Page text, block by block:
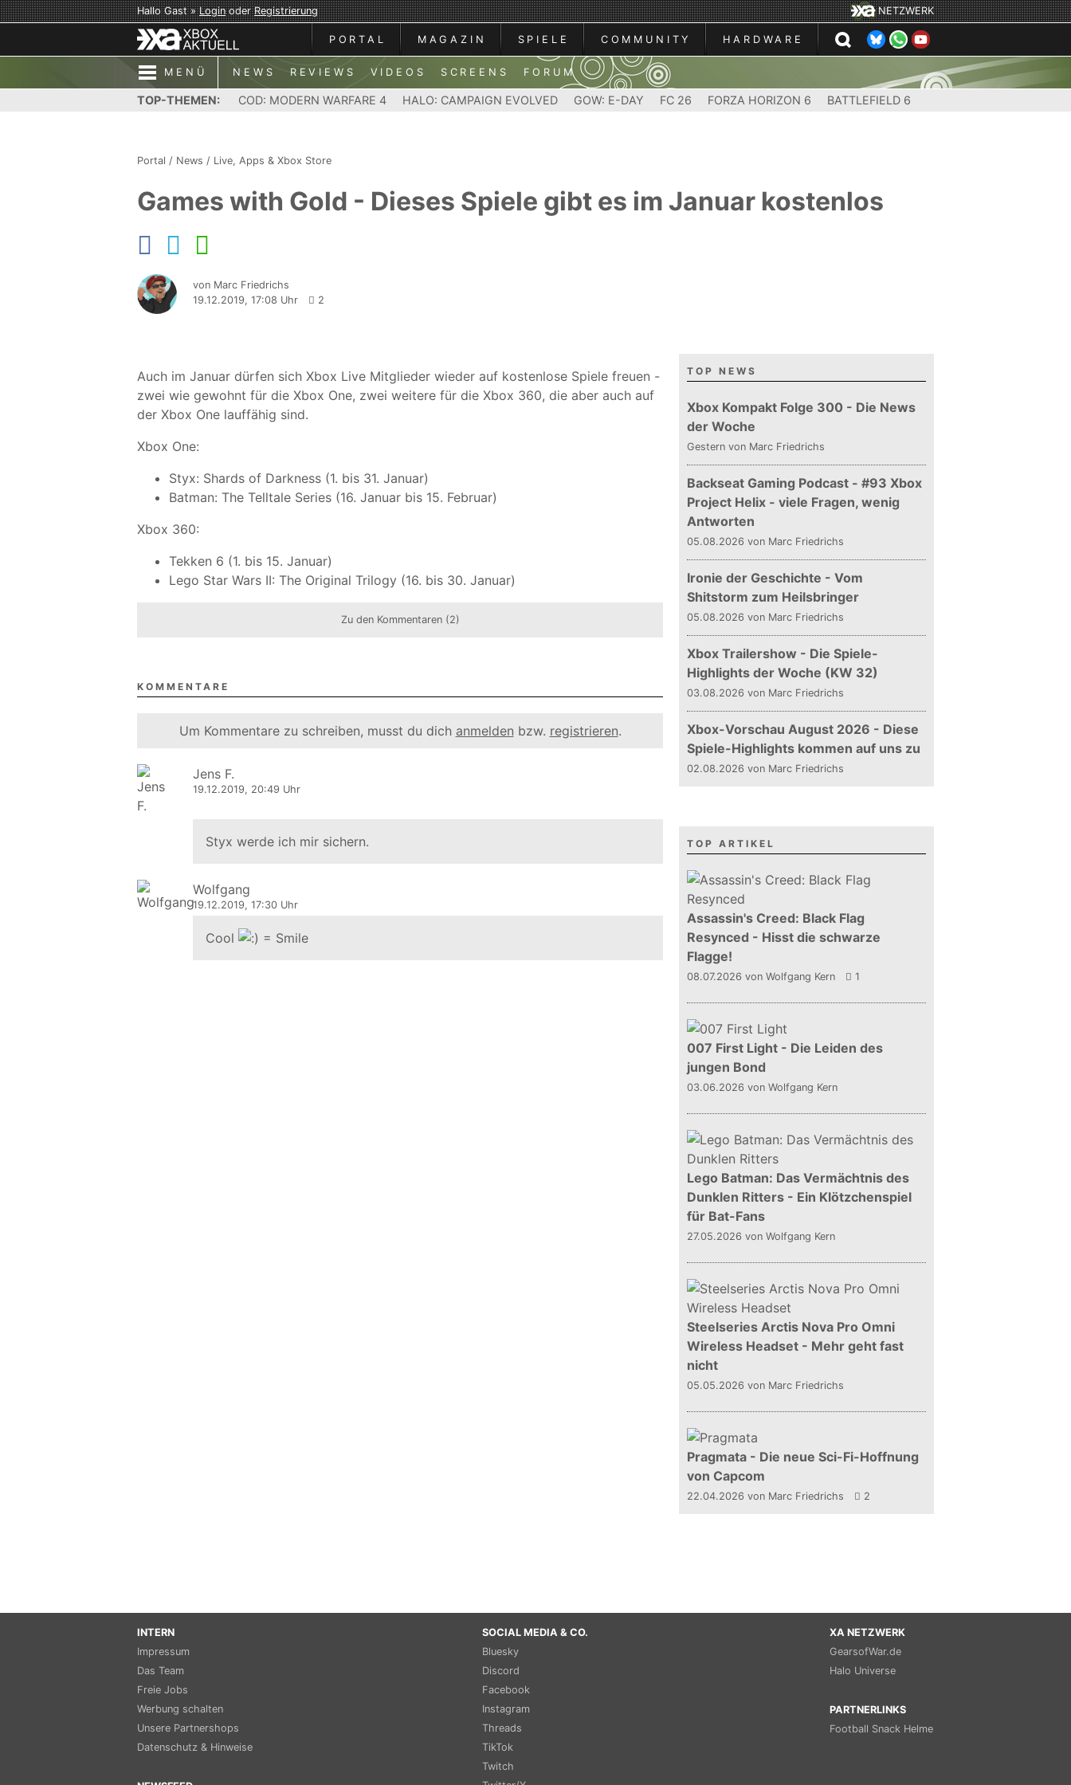
Hallo Gast »LoginoderRegistrierung NETZWERK
PORTAL MAGAZIN SPIELE COMMUNITY HARDWARE
MENÜ NEWS REVIEWS VIDEOS SCREENS FORUM
TOP-THEMEN: COD: MODERN WARFARE 4 HALO: CAMPAIGN EVOLVED GOW: E-DAY FC 26 FORZA HORIZON 6 BATTLEFIELD 6
Portal / News / Live, Apps & Xbox Store
Games with Gold - Dieses Spiele gibt es im Januar kostenlos
von Marc Friedrichs
19.12.2019, 17:08 Uhr
2
Auch im Januar dürfen sich Xbox Live Mitglieder wieder auf kostenlose Spiele freuen -
zwei wie gewohnt für die Xbox One, zwei weitere für die Xbox 360, die aber auch auf
der Xbox One lauffähig sind.
Xbox One:
Styx: Shards of Darkness (1. bis 31. Januar)
Batman: The Telltale Series (16. Januar bis 15. Februar)
Xbox 360:
Tekken 6 (1. bis 15. Januar)
Lego Star Wars II: The Original Trilogy (16. bis 30. Januar)
Zu den Kommentaren (2)
KOMMENTARE
Um Kommentare zu schreiben, musst du dich anmelden bzw. registrieren.
Jens F.
19.12.2019, 20:49 Uhr
Styx werde ich mir sichern.
Wolfgang
19.12.2019, 17:30 Uhr
Cool
TOP NEWS
Xbox Kompakt Folge 300 - Die News
der Woche
Gestern von Marc Friedrichs
Backseat Gaming Podcast - #93 Xbox
Project Helix - viele Fragen, wenig
Antworten
05.08.2026 von Marc Friedrichs
Ironie der Geschichte - Vom
Shitstorm zum Heilsbringer
05.08.2026 von Marc Friedrichs
Xbox Trailershow - Die Spiele-
Highlights der Woche (KW 32)
03.08.2026 von Marc Friedrichs
Xbox-Vorschau August 2026 - Diese
Spiele-Highlights kommen auf uns zu
02.08.2026 von Marc Friedrichs
TOP ARTIKEL
Assassin's Creed: Black Flag
Resynced - Hisst die schwarze
Flagge!
08.07.2026 von Wolfgang Kern 1
007 First Light - Die Leiden des
jungen Bond
03.06.2026 von Wolfgang Kern
Lego Batman: Das Vermächtnis des
Dunklen Ritters - Ein Klötzchenspiel
für Bat-Fans
27.05.2026 von Wolfgang Kern
Steelseries Arctis Nova Pro Omni
Wireless Headset - Mehr geht fast
nicht
05.05.2026 von Marc Friedrichs
Pragmata - Die neue Sci-Fi-Hoffnung
von Capcom
22.04.2026 von Marc Friedrichs 2
INTERN
Impressum
Das Team
Freie Jobs
Werbung schalten
Unsere Partnershops
Datenschutz & Hinweise
SOCIAL MEDIA & CO.
Bluesky
Discord
Facebook
Instagram
Threads
TikTok
Twitch
XA NETZWERK
GearsofWar.de
Halo Universe
PARTNERLINKS
Football Snack Helme